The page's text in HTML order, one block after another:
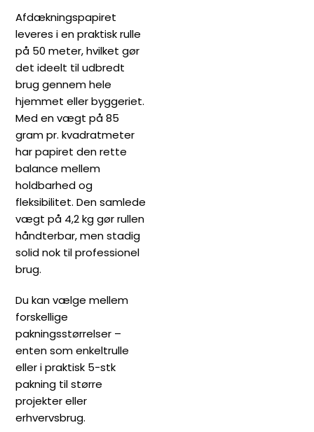
Afdækningspapiret
leveres i en praktisk rulle
på 50 meter, hvilket gør
det ideelt til udbredt
brug gennem hele
hjemmet eller byggeriet.
Med en vægt på 85
gram pr. kvadratmeter
har papiret den rette
balance mellem
holdbarhed og
fleksibilitet. Den samlede
vægt på 4,2 kg gør rullen
håndterbar, men stadig
solid nok til professionel
brug.
Du kan vælge mellem
forskellige
pakningsstørrelser –
enten som enkeltrulle
eller i praktisk 5-stk
pakning til større
projekter eller
erhvervsbrug.